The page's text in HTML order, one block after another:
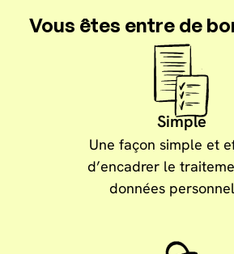
Vous êtes entre de
Simple
Une façon simple et
d’encadrer le
données